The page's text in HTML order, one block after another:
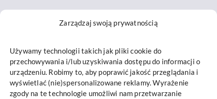
Zarządzaj swoją prywatnością
Używamy technologii takich jak pliki cookie do
przechowywania i/lub uzyskiwania dostępu do informacji o
urządzeniu. Robimy to, aby poprawić jakość przeglądania i
wyświetlać (nie)spersonalizowane reklamy. Wyrażenie
zgody na te technologie umożliwi nam przetwarzanie
Kontakt
INFORMACJE
Mapa strony